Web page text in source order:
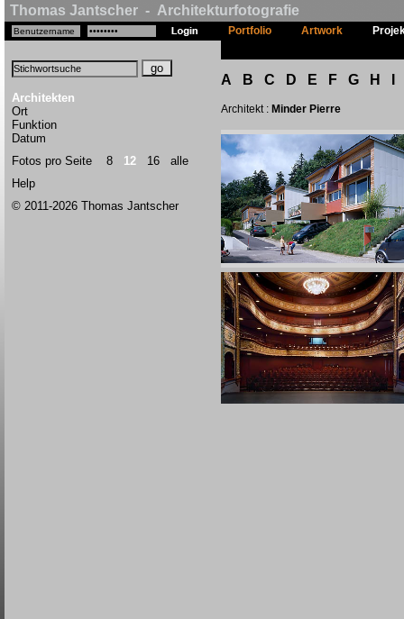
Thomas Jantscher - Architekturfotografie
Architekten
Ort
Funktion
Datum
Fotos pro Seite 8 12 16
alle
Help
© 2011-2026 Thomas Jantscher
Portfolio Artwork
A B C D E F G H
Architekt : Minder Pierre